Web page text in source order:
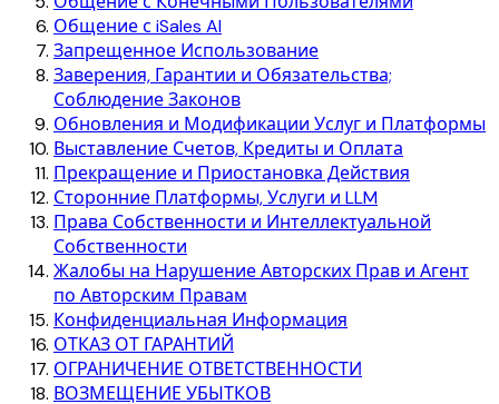
Общение с iSales AI
Запрещенное Использование
Заверения, Гарантии и Обязательства;
Соблюдение Законов
Обновления и Модификации Услуг и Платформы
Выставление Счетов, Кредиты и Оплата
Прекращение и Приостановка Действия
Сторонние Платформы, Услуги и LLM
Права Собственности и Интеллектуальной
Собственности
Жалобы на Нарушение Авторских Прав и Агент
по Авторским Правам
Конфиденциальная Информация
ОТКАЗ ОТ ГАРАНТИЙ
ОГРАНИЧЕНИЕ ОТВЕТСТВЕННОСТИ
ВОЗМЕЩЕНИЕ УБЫТКОВ